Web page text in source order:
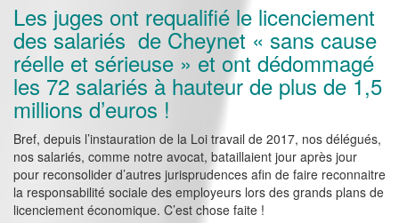
Les juges ont requalifié le licenciement
des salariés de Cheynet « sans cause
réelle et sérieuse » et ont dédommagé
les 72 salariés à hauteur de plus de 1,5
millions d’euros !
Bref, depuis l’instauration de la Loi travail de 2017, nos délégués,
nos salariés, comme notre avocat, bataillaient jour après jour
pour reconsolider d’autres jurisprudences afin de faire reconnaitre
la responsabilité sociale des employeurs lors des grands plans de
licenciement économique. C’est chose faite !